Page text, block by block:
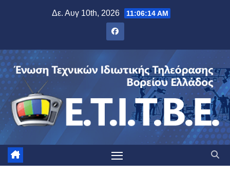
Δε. Αυγ 10th, 2026 11:06:15 AM